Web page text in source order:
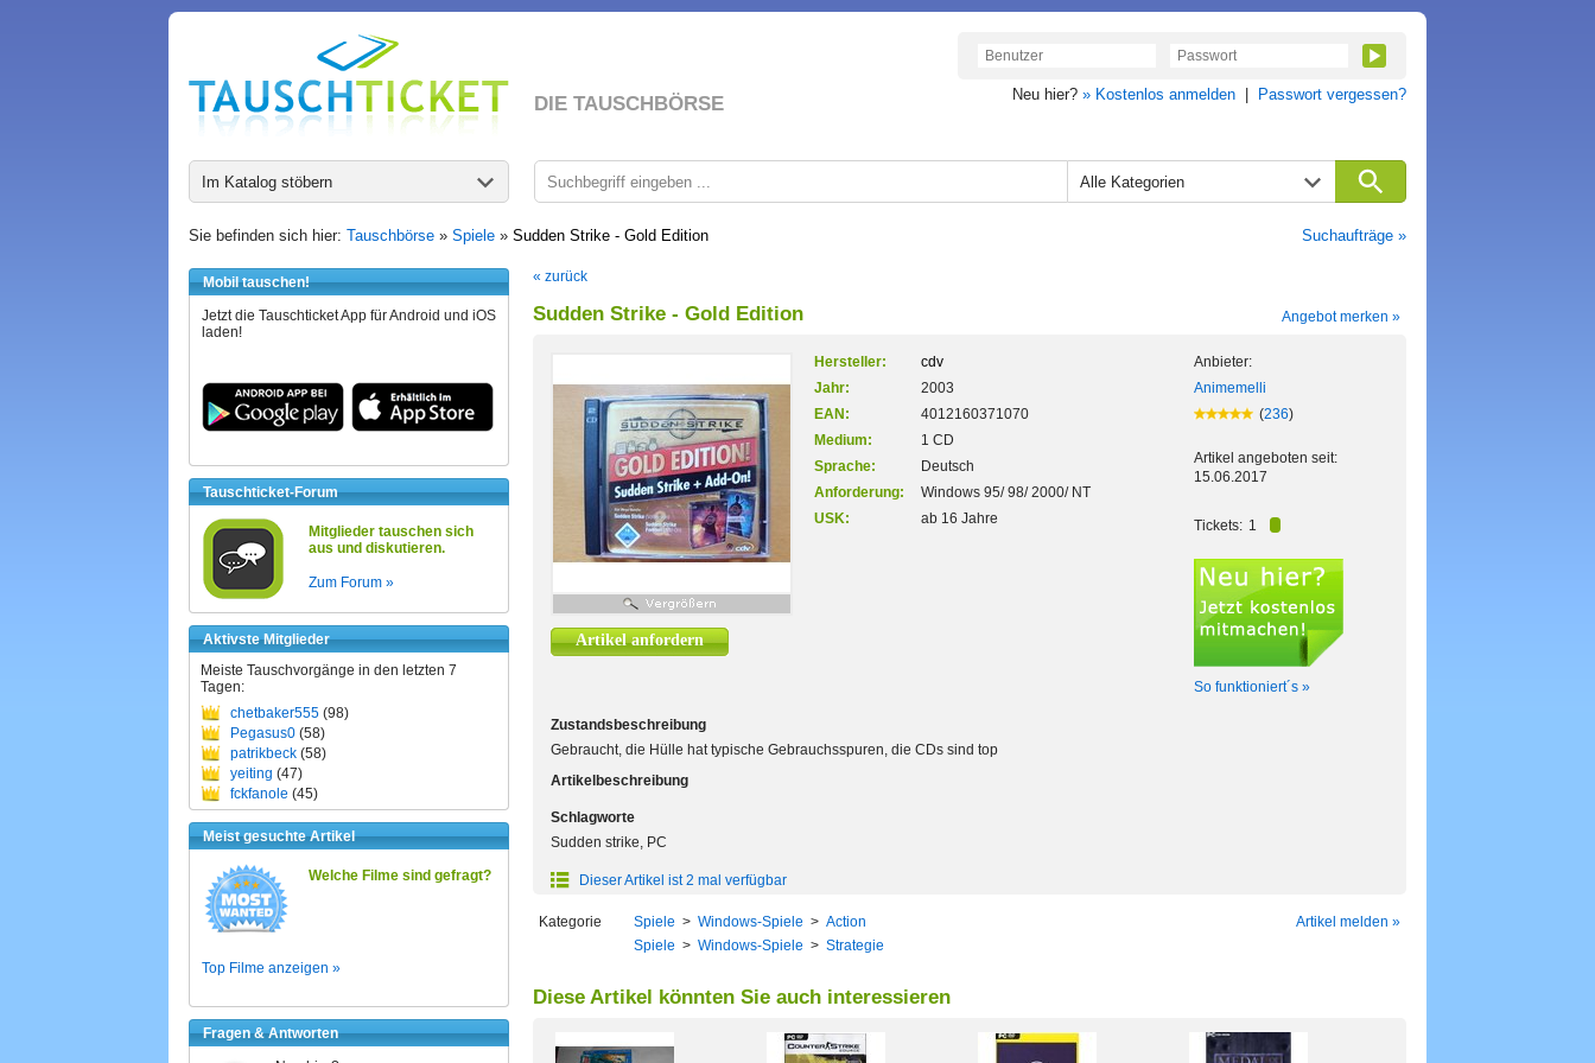
DIE TAUSCHBÖRSE Neu hier? » Kostenlos anmelden Passwort vergessen?
Im Katalog stöbern Alle Kategorien
Sie befinden sich hier: Tauschbörse » Spiele » Sudden Strike - Gold Edition Suchaufträge »
Mobil tauschen!
Jetzt die Tauschticket App für Android und iOS
laden!
Tauschticket-Forum
Mitglieder tauschen sich
aus und diskutieren.
Zum Forum »
Aktivste Mitglieder
Meiste Tauschvorgänge in den letzten 7
Tagen:
chetbaker555 (98)
Pegasus0 (58)
patrikbeck (58)
yeiting (47)
fckfanole (45)
Meist gesuchte Artikel
Welche Filme sind gefragt?
Top Filme anzeigen »
Fragen & Antworten
« zurück
Sudden Strike - Gold Edition Angebot merken »
Artikel anfordern
Hersteller:
cdv
Jahr:
2003
EAN:
4012160371070
Medium:
1 CD
Sprache:
Deutsch
Anforderung:
Windows 95/ 98/ 2000/ NT
USK:
ab 16 Jahre
Anbieter:
Animemelli
(236)
Artikel angeboten seit:
15.06.2017
Tickets: 1
So funktioniert´s »
Zustandsbeschreibung
Gebraucht, die Hülle hat typische Gebrauchsspuren, die CDs sind top
Artikelbeschreibung
Schlagworte
Sudden strike, PC
Dieser Artikel ist 2 mal verfügbar
Kategorie Spiele > Windows-Spiele > Action
Spiele > Windows-Spiele > Strategie
Artikel melden »
Diese Artikel könnten Sie auch interessieren